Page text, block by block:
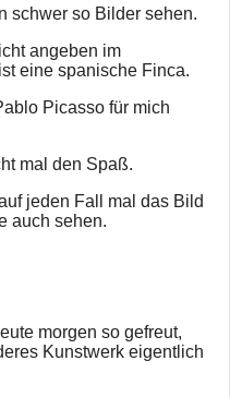
schwer so Bilder sehen.
angeben im
eine spanische Finca.
Picasso für mich
mal den Spaß.
jeden Fall mal das Bild
auch sehen.
morgen so gefreut,
Kunstwerk eigentlich